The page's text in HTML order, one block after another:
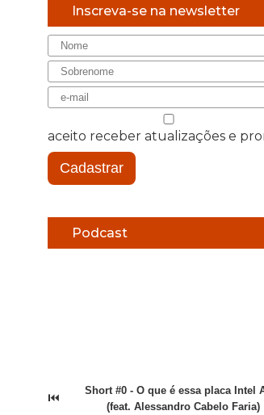
Inscreva-se na newsletter
aceito receber atualizações e
Cadastrar
Podcast
⏮
Short #0 - O que é essa placa Intel
(feat. Alessandro Cabelo Faria)